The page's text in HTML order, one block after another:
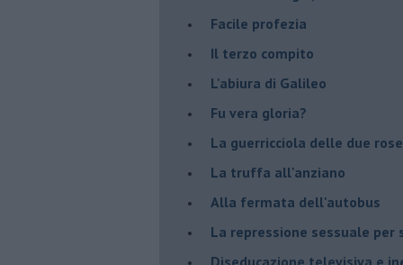
Facile profezia
Il terzo compito
L'abiura di Galileo
Fu vera gloria?
La guerricciola delle due rose
La truffa all'anziano
Alla fermata dell'autobus
La repressione sessuale per
Diseducazione televisiva e